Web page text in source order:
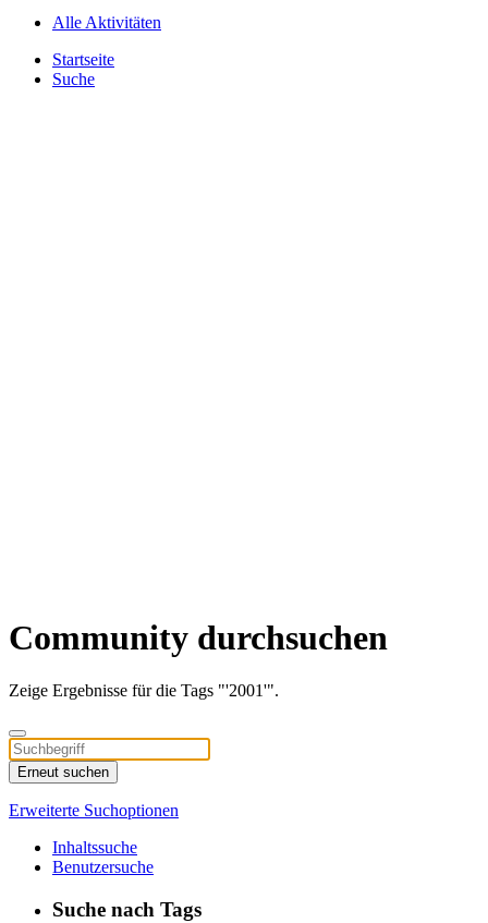
Alle Aktivitäten
Startseite
Suche
Community durchsuchen
Zeige Ergebnisse für die Tags "'2001'".
Erneut suchen
Erweiterte Suchoptionen
Inhaltssuche
Benutzersuche
Suche nach Tags